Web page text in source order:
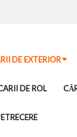
DE EXTERIOR
DE ROL